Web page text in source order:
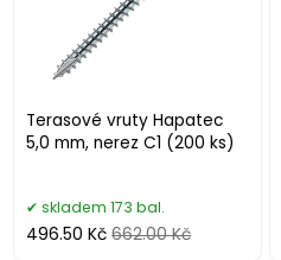
Terasové vruty Hapatec
5,0 mm, nerez C1 (200 ks)
skladem 173 bal.
496.50 Kč 662.00 Kč